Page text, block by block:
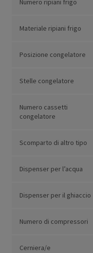
Numero ripiani frigo
Materiale ripiani frigo
Posizione congelatore
Stelle congelatore
Numero cassetti
congelatore
Scomparto di altro tipo
Dispenser per l’acqua
Dispenser per il ghiaccio
Numero di compressori
Cerniera/e